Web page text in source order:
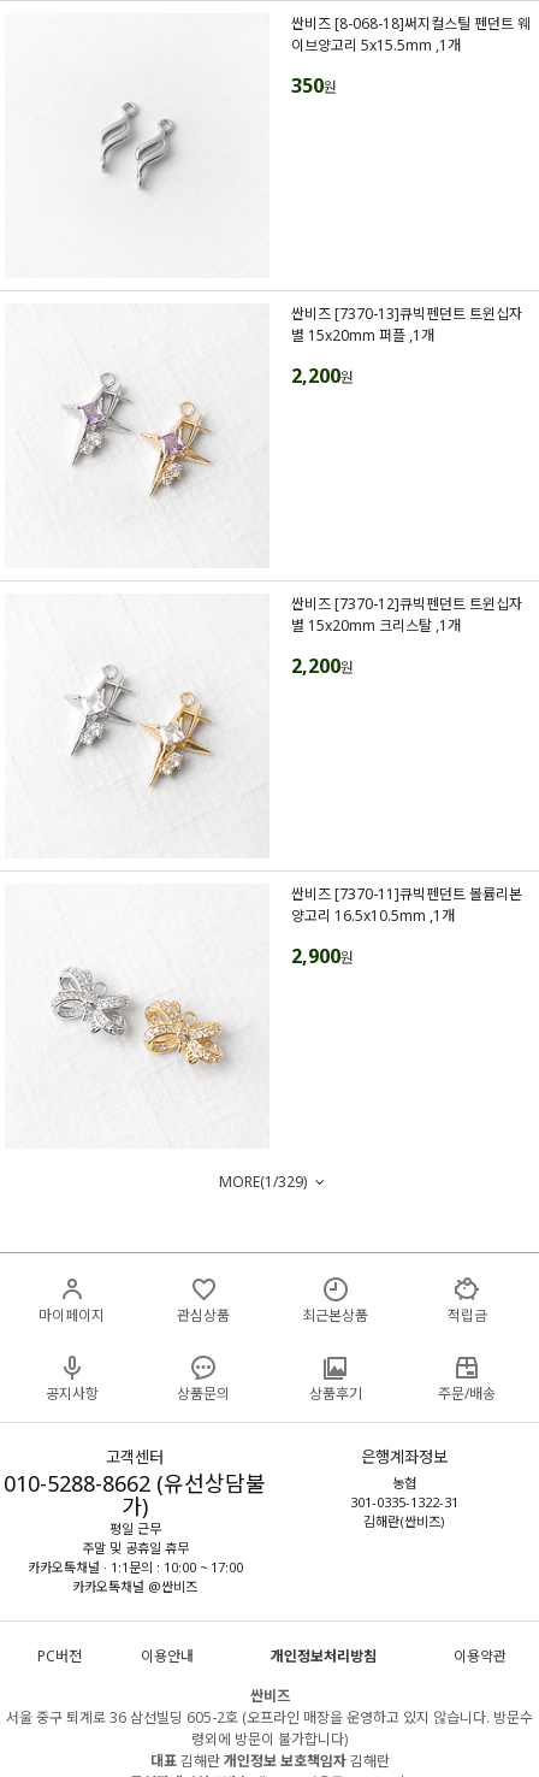
싼비즈 [8-068-18]써지컬스틸 펜던트 웨
이브양고리 5x15.5mm ,1개
350원
싼비즈 [7370-13]큐빅펜던트 트윈십자
별 15x20mm 퍼플 ,1개
2,200원
싼비즈 [7370-12]큐빅펜던트 트윈십자
별 15x20mm 크리스탈 ,1개
2,200원
싼비즈 [7370-11]큐빅펜던트 볼륨리본
양고리 16.5x10.5mm ,1개
2,900원
MORE(1/329)
마이페이지 관심상품 최근본상품 적립금
공지사항 상품문의 상품후기 주문/배송
고객센터
010-5288-8662 (유선상담불
가)
평일 근무
주말 및 공휴일 휴무
카카오톡채널 · 1:1문의 : 10:00 ~ 17:00
카카오톡채널 @싼비즈
은행계좌정보
농협
301-0335-1322-31
김해란(싼비즈)
PC버전 이용안내 개인정보처리방침
이용약관
싼비즈
서울 중구 퇴계로 36 삼선빌딩 605-2호 (오프라인 매장을 운영하고 있지 않습니다. 방문수
령외에 방문이 불가합니다)
대표김해란개인정보 보호책임자김해란